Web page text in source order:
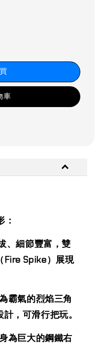
車
：
、細節豐富，雙
Fire Spike）展現
霸氣的烈焰三角
，可滑行把玩。
為巨大的鋼鐵右